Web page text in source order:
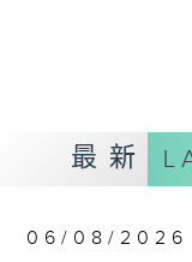
最新
06/08/2026